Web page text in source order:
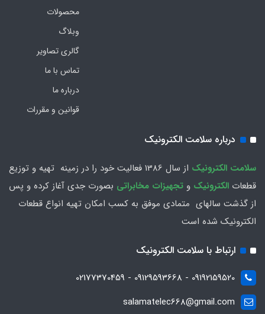
محصولات
وبلاگ
گالری تصاویر
تماس با ما
درباره ما
قوانین و مقررات
درباره سلامت الکترونیک
سلامت الكترونيك
از سال 1386 فعاليت خود را در زمينه تهيه و توزیع
قطعات الکترونیک و تجهیزات مخابراتی بصورت جدي آغاز كرده و پس
از گذشت سالهاي متمادي موفق به کسب امکان تهیه انواع قطعات
الکترونیک شده است
ارتباط با سلامت الکترونیک
09192159520 - 09129593668 - 02177370459
salamatelec668@gmail.com